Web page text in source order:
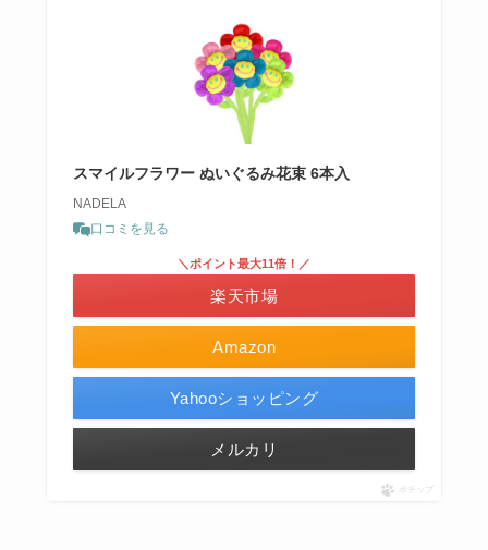
スマイルフラワー ぬいぐるみ花束 6本入
NADELA
口コミを見る
Amazon
＼ポイント最大11倍！／
楽天市場
Yahooショッピング
メルカリ
ポチップ